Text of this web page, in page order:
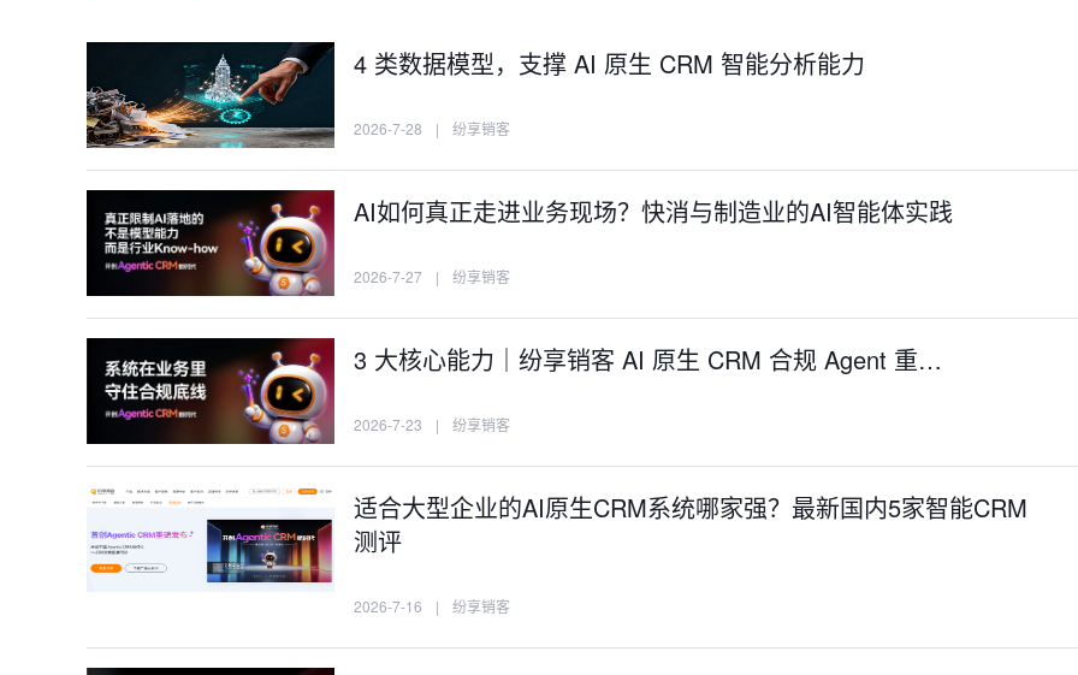
4 类数据模型，支撑 AI 原生 CRM 智能分析能力
2026-7-28 | 纷享销客
AI如何真正走进业务现场？快消与制造业的AI智能体实践
2026-7-27 | 纷享销客
3 大核心能力｜纷享销客 AI 原生 CRM 合规 Agent 重…
2026-7-23 | 纷享销客
适合大型企业的AI原生CRM系统哪家强？最新国内5家智能CRM
测评
2026-7-16 | 纷享销客